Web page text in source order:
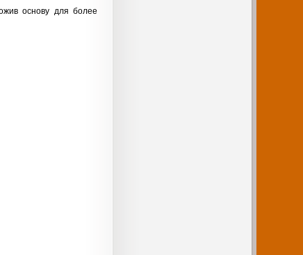
основу для более